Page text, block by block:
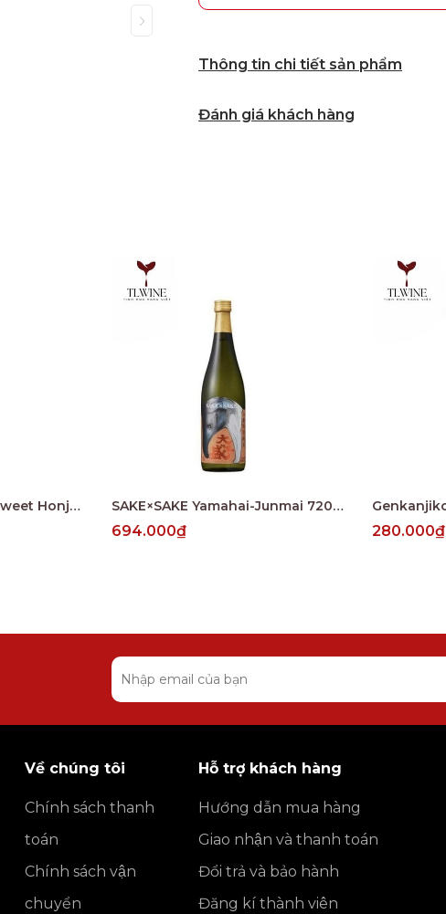
Thông tin chi tiết sản phẩm
Đánh giá khách hàng
Ichinokura Mukansa Sweet Honjozo SAKE×SAKE Yamahai-Junmai 720ml, 15%
694.000₫ 280.000₫
Về chúng tôi
Chính sách thanh
toán
Chính sách vận
chuyển
Hỗ trợ khách hàng
Hướng dẫn mua hàng
Giao nhận và thanh toán
Đổi trả và bảo hành
Đăng kí thành viên